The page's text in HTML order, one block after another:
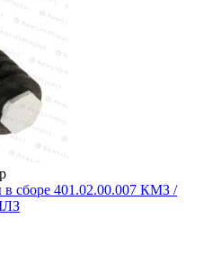
сборе 401.02.00.007 КМЗ /